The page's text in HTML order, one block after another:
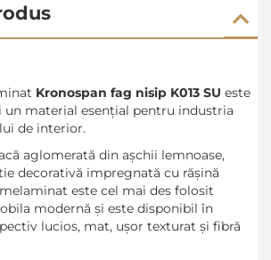
Kronospan fag nisip K013 SU este
un material esenţial pentru industria
de interior.
aglomerată din aşchii lemnoase,
decorativă impregnată cu răşină
este cel mai des folosit
modernă şi este disponibil în
lucios, mat, uşor texturat şi fibră